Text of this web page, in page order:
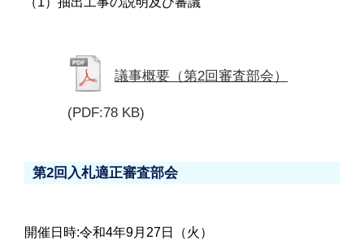
議事概要（第2回審査部会）
(PDF:78 KB)
第2回入札適正審査部会
開催日時:令和4年9月27日（火）